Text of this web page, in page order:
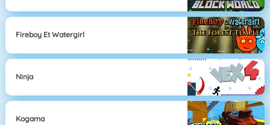
Fireboy Et Watergirl
Ninja
Kogama